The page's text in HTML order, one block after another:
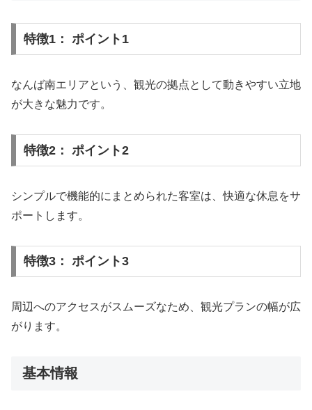
特徴1： ポイント1
なんば南エリアという、観光の拠点として動きやすい立地
が大きな魅力です。
特徴2： ポイント2
シンプルで機能的にまとめられた客室は、快適な休息をサ
ポートします。
特徴3： ポイント3
周辺へのアクセスがスムーズなため、観光プランの幅が広
がります。
基本情報